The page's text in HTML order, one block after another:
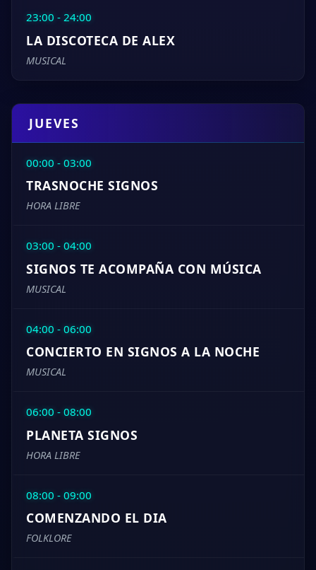
23:00 - 24:00
LA DISCOTECA DE ALEX
MUSICAL
JUEVES
00:00 - 03:00
TRASNOCHE SIGNOS
HORA LIBRE
03:00 - 04:00
SIGNOS TE ACOMPAÑA CON MÚSICA
MUSICAL
04:00 - 06:00
CONCIERTO EN SIGNOS A LA NOCHE
MUSICAL
06:00 - 08:00
PLANETA SIGNOS
HORA LIBRE
08:00 - 09:00
COMENZANDO EL DIA
FOLKLORE